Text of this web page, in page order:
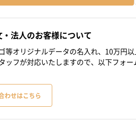
法人のお客様について
等オリジナルデータの名入れ、10万円
ッフが対応いたしますので、以下フォー
わせはこちら